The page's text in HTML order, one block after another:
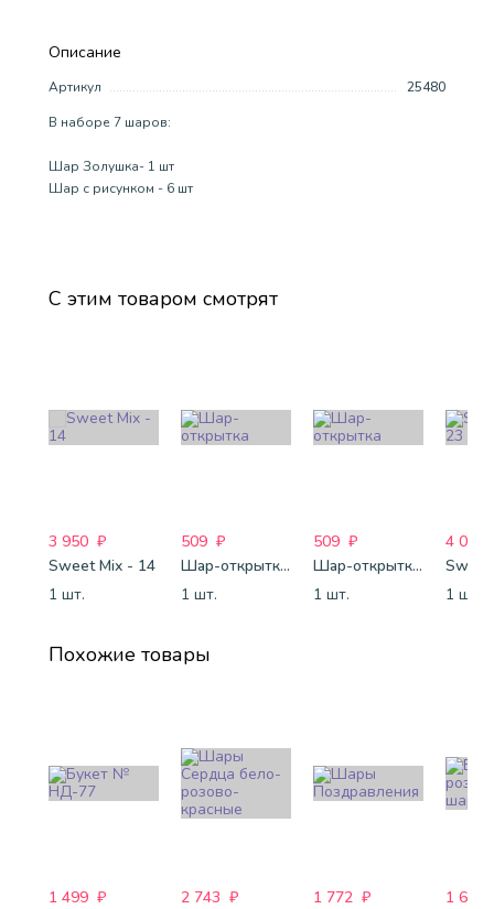
Описание
Артикул
25480
В наборе 7 шаров:
Шар Золушка- 1 шт
Шар с рисунком - 6 шт
С этим товаром смотрят
3 950 ₽
Sweet Mix - 14
1 шт.
509 ₽
Шар-открытка "Звезда" (45 см) - 1
1 шт.
509 ₽
Шар-открытка "Сердце" (45 см) - 2
1 шт.
4 088
1 шт.
Похожие товары
1 499 ₽
2 743 ₽
1 772 ₽
1 688